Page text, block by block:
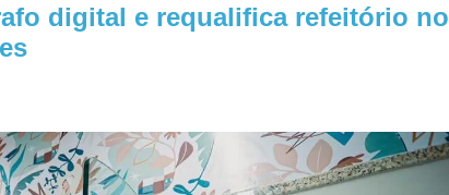
digital e requalifica refeitório no